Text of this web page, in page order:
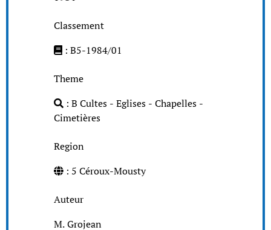
Classement
: B5-1984/01
Theme
: B Cultes - Eglises - Chapelles -
Cimetières
Region
: 5 Céroux-Mousty
Auteur
M. Grojean